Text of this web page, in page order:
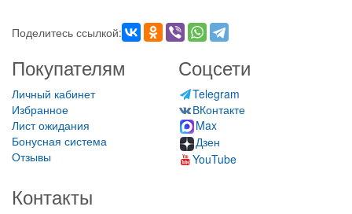
Поделитесь ссылкой:
Покупателям
Личный кабинет
Избранное
Лист ожидания
Бонусная система
Отзывы
Соцсети
Telegram
ВКонтакте
Max
Дзен
YouTube
Контакты